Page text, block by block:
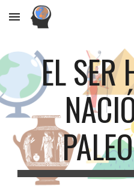
Skip to main content
EL SER